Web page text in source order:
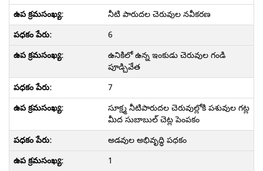
నీటి పారుదల చెరువుల నవీకరణ
6
ఉనికిలో ఉన్న ఇంకుడు చెరువుల గండి
పూడ్చివేత
7
సూక్ష్మ నీటిపారుదల చెరువుల్లోకి పశువుల గట్ల
మీద సుబాబుల్ చెట్ల పెంపకం
అడవుల అభివృద్ధి పధకం
1